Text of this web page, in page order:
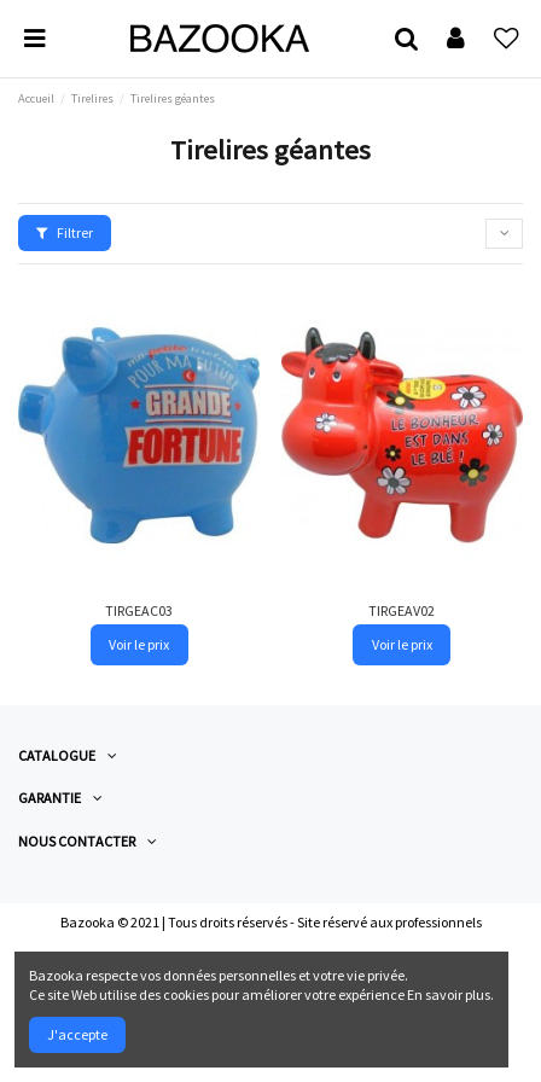
Accueil Tirelires Tirelires géantes
Tirelires géantes
Filtrer
TIRGEAC03
Voir le prix
TIRGEAV02
Voir le prix
CATALOGUE
GARANTIE
NOUS CONTACTER
Bazooka © 2021 | Tous droits réservés - Site réservé aux professionnels
Bazooka respecte vos données personnelles et votre vie privée.
Ce site Web utilise des cookies pour améliorer votre expérience En savoir plus.
J'accepte